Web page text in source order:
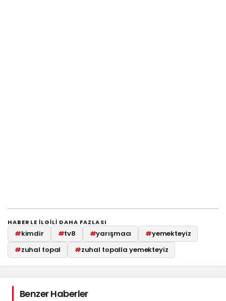
HABERLE ILGILI DAHA FAZLASI
#kimdir #tv8 #yarışmacı #yemekteyiz
#zuhal topal #zuhal topalla yemekteyiz
Benzer Haberler